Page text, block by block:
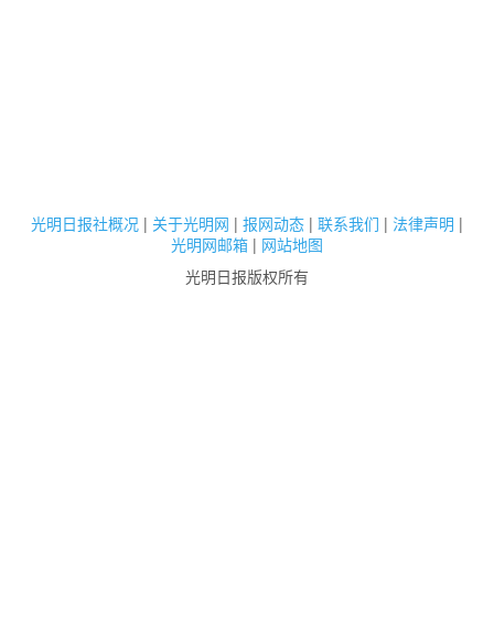
光明日报社概况 | 关于光明网 | 报网动态 | 联系我们 | 法律声明 |
光明网邮箱 | 网站地图
光明日报版权所有